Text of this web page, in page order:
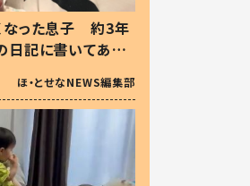
なった息子 約3年
日記に書いてあっ
ほ・とせなNEWS編集部